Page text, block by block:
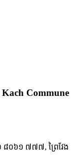
Commune
៦ ៨០៦១ ៧៧៧ , ព្រៃវែង